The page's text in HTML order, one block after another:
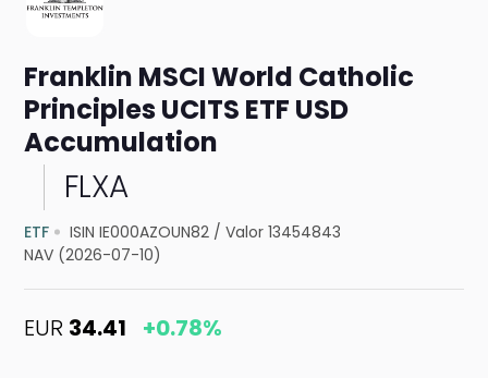
Franklin MSCI World Catholic
Principles UCITS ETF USD
Accumulation
FLXA
ETF ISIN IE000AZOUN82 /Valor 13454843
NAV (2026-07-10)
EUR 34.41 +0.78%